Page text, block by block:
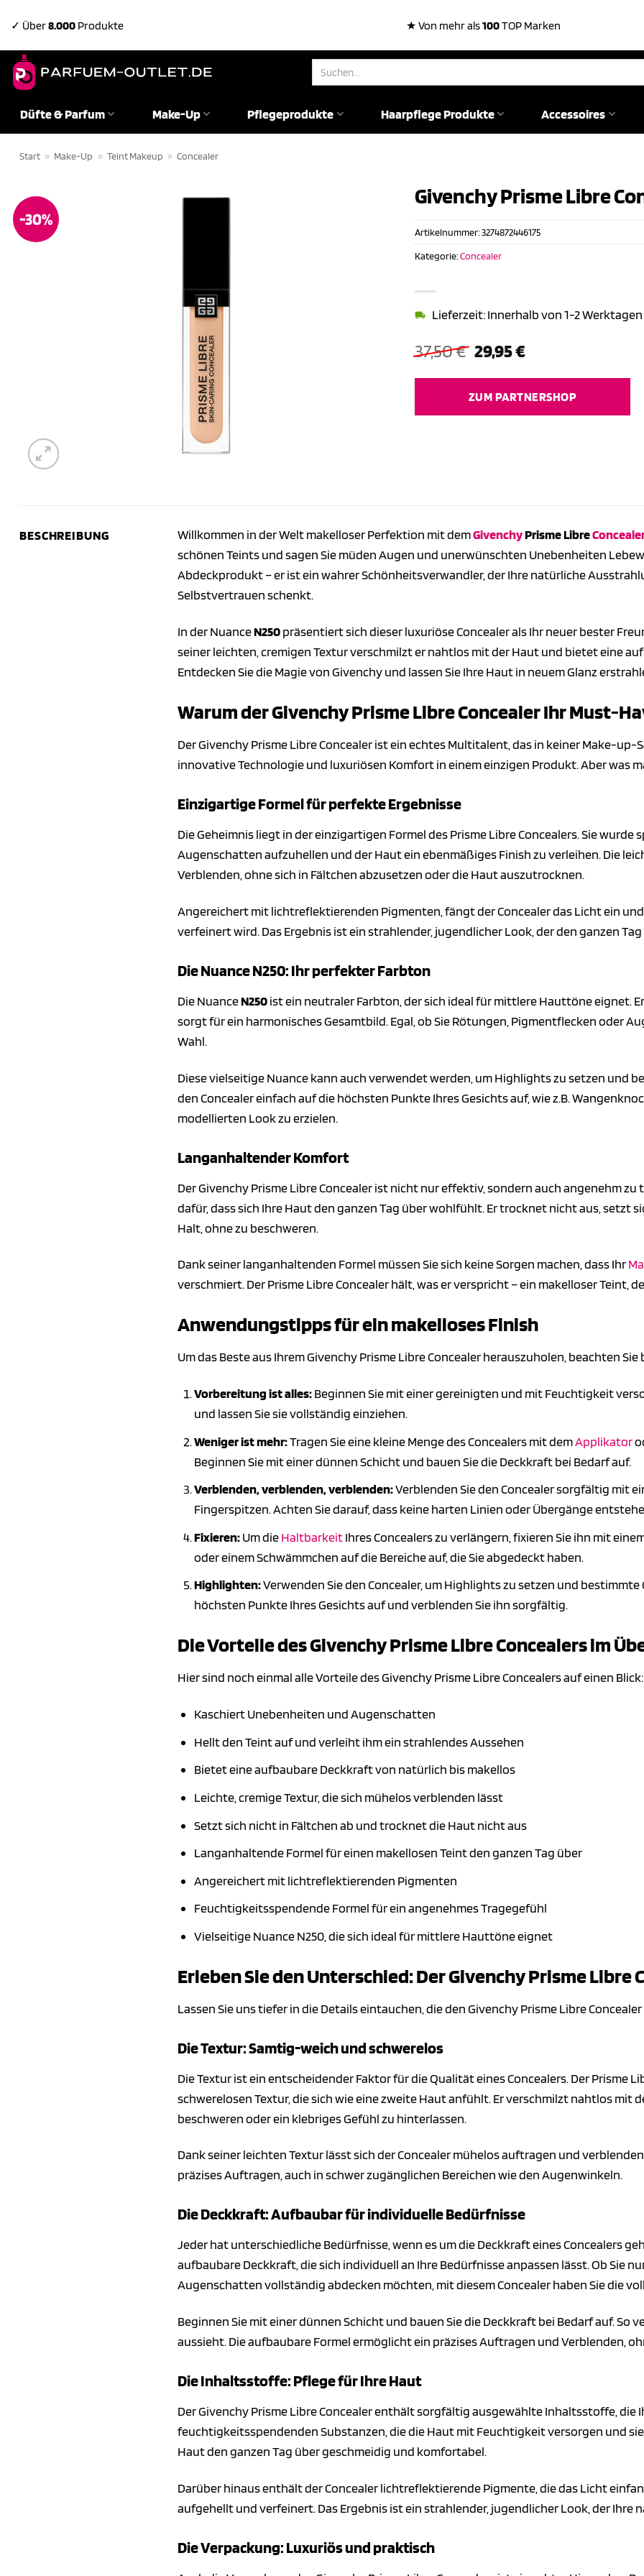
Inhalt
springen
✓ Über8.000 Produkte ★ Von mehr als100TOP Marken
Suchen
Düfte & Parfum Make-Up Pflegeprodukte Haarpflege Produkte Accessoires
Start » Make-Up » Teint Makeup » Concealer
-30%
Givenchy Prisme Libre
37,50€ Ursprünglicher
37,50 €
29,95€Aktueller
29,95 €.
Lieferzeit: Innerhalb von 1-2 Werktagen
ZUM PARTNERSHOP
Artikelnummer:3274872446175
Kategorie:Concealer
BESCHREIBUNG Willkommen in der Welt makelloser Perfektion mit demGivenchyPrisme Libre
schönen Teints und sagen Sie müden Augen und unerwünschten Unebenheiten
Abdeckprodukt – er ist ein wahrer Schönheitsverwandler, der Ihre natürliche
Selbstvertrauen schenkt.
In der NuanceN250präsentiert sich dieser luxuriöse Concealer als Ihr neuer bester
seiner leichten, cremigen Textur verschmilzt er nahtlos mit der Haut und bietet eine
Entdecken Sie die Magie von Givenchy und lassen Sie Ihre Haut in neuem Glanz
Warum der Givenchy Prisme Libre Concealer Ihr Must-
Der Givenchy Prisme Libre Concealer ist ein echtes Multitalent, das in keiner Make-
innovative Technologie und luxuriösen Komfort in einem einzigen Produkt. Aber was
Einzigartige Formel für perfekte Ergebnisse
Die Geheimnis liegt in der einzigartigen Formel des Prisme Libre Concealers. Sie
Augenschatten aufzuhellen und der Haut ein ebenmäßiges Finish zu verleihen. Die
Verblenden, ohne sich in Fältchen abzusetzen oder die Haut auszutrocknen.
Angereichert mit lichtreflektierenden Pigmenten, fängt der Concealer das Licht ein
verfeinert wird. Das Ergebnis ist ein strahlender, jugendlicher Look, der den ganzen
Die Nuance N250: Ihr perfekter Farbton
Die NuanceN250ist ein neutraler Farbton, der sich ideal für mittlere Hauttöne eignet.
sorgt für ein harmonisches Gesamtbild. Egal, ob Sie Rötungen, Pigmentflecken oder
Wahl.
Diese vielseitige Nuance kann auch verwendet werden, um Highlights zu setzen und
den Concealer einfach auf die höchsten Punkte Ihres Gesichts auf, wie z.B.
modellierten Look zu erzielen.
Langanhaltender Komfort
Der Givenchy Prisme Libre Concealer ist nicht nur effektiv, sondern auch angenehm
dafür, dass sich Ihre Haut den ganzen Tag über wohlfühlt. Er trocknet nicht aus, setzt
Halt, ohne zu beschweren.
Dank seiner langanhaltenden Formel müssen Sie sich keine Sorgen machen, dass Ihr
verschmiert. Der Prisme Libre Concealer hält, was er verspricht – ein makelloser Teint,
Anwendungstipps für ein makelloses Finish
Um das Beste aus Ihrem Givenchy Prisme Libre Concealer herauszuholen, beachten
Vorbereitung ist alles:Beginnen Sie mit einer gereinigten und mit Feuchtigkeit
und lassen Sie sie vollständig einziehen.
Weniger ist mehr:Tragen Sie eine kleine Menge des Concealers mit demApplikator
Beginnen Sie mit einer dünnen Schicht und bauen Sie die Deckkraft bei Bedarf auf.
Verblenden, verblenden, verblenden:Verblenden Sie den Concealer sorgfältig mit
Fingerspitzen. Achten Sie darauf, dass keine harten Linien oder Übergänge
Fixieren:Um dieHaltbarkeitIhres Concealers zu verlängern, fixieren Sie ihn mit
oder einem Schwämmchen auf die Bereiche auf, die Sie abgedeckt haben.
Highlighten:Verwenden Sie den Concealer, um Highlights zu setzen und
höchsten Punkte Ihres Gesichts auf und verblenden Sie ihn sorgfältig.
Die Vorteile des Givenchy Prisme Libre Concealers im
Hier sind noch einmal alle Vorteile des Givenchy Prisme Libre Concealers auf einen Blick:
Kaschiert Unebenheiten und Augenschatten
Hellt den Teint auf und verleiht ihm ein strahlendes Aussehen
Bietet eine aufbaubare Deckkraft von natürlich bis makellos
Leichte, cremige Textur, die sich mühelos verblenden lässt
Setzt sich nicht in Fältchen ab und trocknet die Haut nicht aus
Langanhaltende Formel für einen makellosen Teint den ganzen Tag über
Angereichert mit lichtreflektierenden Pigmenten
Feuchtigkeitsspendende Formel für ein angenehmes Tragegefühl
Vielseitige Nuance N250, die sich ideal für mittlere Hauttöne eignet
Erleben Sie den Unterschied: Der Givenchy Prisme Libre
Lassen Sie uns tiefer in die Details eintauchen, die den Givenchy Prisme Libre
Die Textur: Samtig-weich und schwerelos
Die Textur ist ein entscheidender Faktor für die Qualität eines Concealers. Der Prisme
schwerelosen Textur, die sich wie eine zweite Haut anfühlt. Er verschmilzt nahtlos mit
beschweren oder ein klebriges Gefühl zu hinterlassen.
Dank seiner leichten Textur lässt sich der Concealer mühelos auftragen und
präzises Auftragen, auch in schwer zugänglichen Bereichen wie den Augenwinkeln.
Die Deckkraft: Aufbaubar für individuelle Bedürfnisse
Jeder hat unterschiedliche Bedürfnisse, wenn es um die Deckkraft eines Concealers
aufbaubare Deckkraft, die sich individuell an Ihre Bedürfnisse anpassen lässt. Ob Sie
Augenschatten vollständig abdecken möchten, mit diesem Concealer haben Sie die
Beginnen Sie mit einer dünnen Schicht und bauen Sie die Deckkraft bei Bedarf auf. So
aussieht. Die aufbaubare Formel ermöglicht ein präzises Auftragen und Verblenden,
Die Inhaltsstoffe: Pflege für Ihre Haut
Der Givenchy Prisme Libre Concealer enthält sorgfältig ausgewählte Inhaltsstoffe,
feuchtigkeitsspendenden Substanzen, die die Haut mit Feuchtigkeit versorgen und
Haut den ganzen Tag über geschmeidig und komfortabel.
Darüber hinaus enthält der Concealer lichtreflektierende Pigmente, die das Licht
aufgehellt und verfeinert. Das Ergebnis ist ein strahlender, jugendlicher Look, der Ihre
Die Verpackung: Luxuriös und praktisch